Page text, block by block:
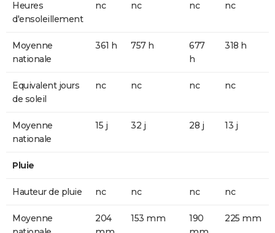
Heures
d'ensoleillement
nc nc nc nc
Moyenne
nationale
361 h 757 h
677
h
318 h
Equivalent jours
de soleil
nc nc nc nc
Moyenne
nationale
15 j 32 j 28 j 13 j
Pluie
Hauteur de pluie nc nc nc nc
Moyenne
204
153 mm
190
225 mm